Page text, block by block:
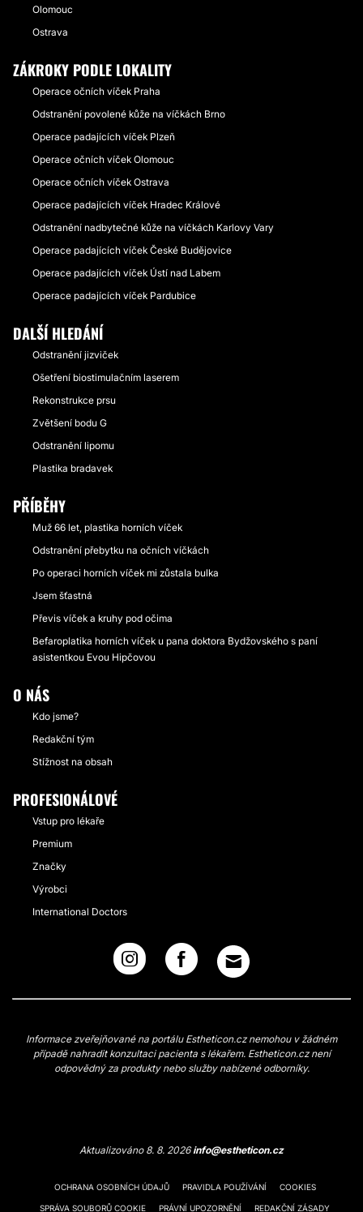
Olomouc
Ostrava
ZÁKROKY PODLE LOKALITY
Operace očních víček Praha
Odstranění povolené kůže na víčkách Brno
Operace padajících víček Plzeň
Operace očních víček Olomouc
Operace očních víček Ostrava
Operace padajících víček Hradec Králové
Odstranění nadbytečné kůže na víčkách Karlovy Vary
Operace padajících víček České Budějovice
Operace padajících víček Ústí nad Labem
Operace padajících víček Pardubice
DALŠÍ HLEDÁNÍ
Odstranění jizviček
Ošetření biostimulačním laserem
Rekonstrukce prsu
Zvětšení bodu G
Odstranění lipomu
Plastika bradavek
PŘÍBĚHY
Muž 66 let, plastika horních víček
Odstranění přebytku na očních víčkách
Po operaci horních víček mi zůstala bulka
Jsem šťastná
Převis víček a kruhy pod očima
Befaroplatika horních víček u pana doktora Bydžovského s paní
asistentkou Evou Hipčovou
O NÁS
Kdo jsme?
Redakční tým
Stížnost na obsah
PROFESIONÁLOVÉ
Vstup pro lékaře
Premium
Značky
Výrobci
International Doctors
Informace zveřejňované na portálu Estheticon.cz nemohou v žádném
případě nahradit konzultaci pacienta s lékařem. Estheticon.cz není
odpovědný za produkty nebo služby nabízené odborníky.
Aktualizováno 8. 8. 2026info@estheticon.cz
OCHRANA OSOBNÍCH ÚDAJŮ PRAVIDLA POUŽÍVÁNÍ COOKIES
SPRÁVA SOUBORŮ COOKIE PRÁVNÍ UPOZORNĚNÍ REDAKČNÍ ZÁSADY